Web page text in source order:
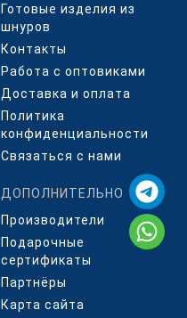
Готовые изделия из
шнуров
Контакты
Работа с оптовиками
Доставка и оплата
Политика
конфиденциальности
Связаться с нами
ДОПОЛНИТЕЛЬНО
Производители
Подарочные
сертификаты
Партнёры
Карта сайта